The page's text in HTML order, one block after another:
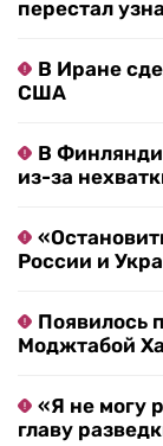
перестал
В Иране
США
В
из-за
России и
Появилось
Моджтабой
«Я не могу
главу